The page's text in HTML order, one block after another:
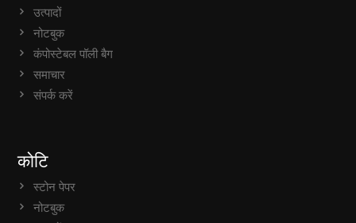
उत्पादों
नोटबुक
कंपोस्टेबल पॉली बैग
समाचार
संपर्क करें
कोटि
स्टोन पेपर
नोटबुक